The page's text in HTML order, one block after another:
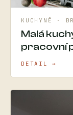
KUCHYNĚ ·
Malá
pracovní
DETAIL →